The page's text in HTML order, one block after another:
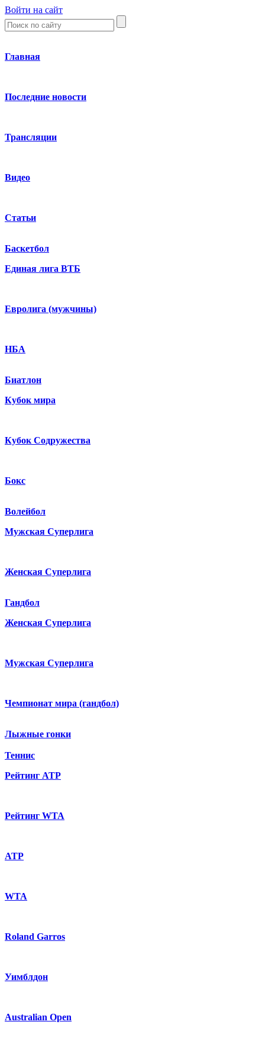
Войти на сайт
Главная
Последние новости
Трансляции
Видео
Статьи
Баскетбол
Единая лига ВТБ
Евролига (мужчины)
НБА
Биатлон
Кубок мира
Кубок Содружества
Бокс
Волейбол
Мужская Суперлига
Женская Суперлига
Гандбол
Женская Суперлига
Мужская Суперлига
Чемпионат мира (гандбол)
Лыжные гонки
Теннис
Рейтинг ATP
Рейтинг WTA
ATP
WTA
Roland Garros
Уимблдон
Australian Open